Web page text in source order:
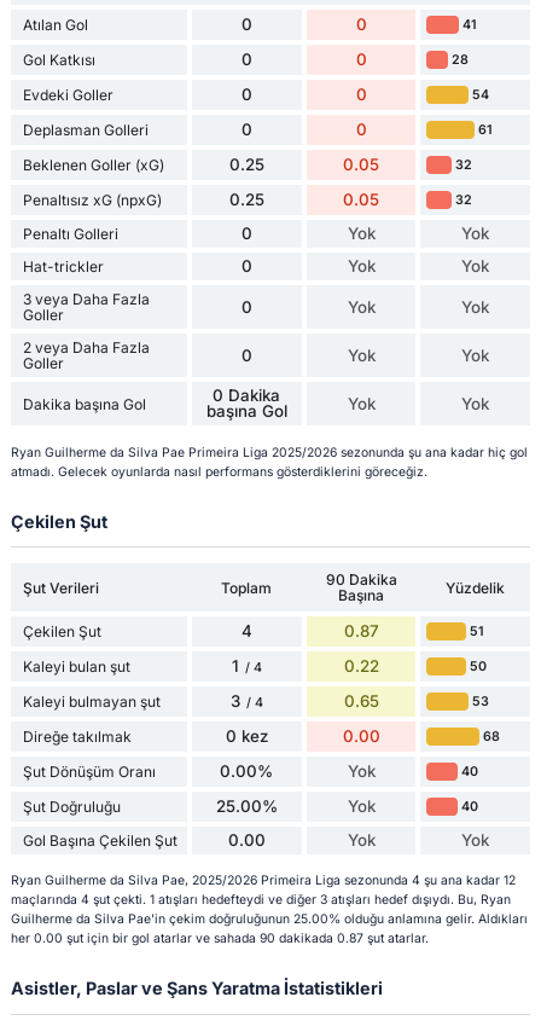
Atılan Gol 0 0 41
Gol Katkısı 0 0 28
Evdeki Goller 0 0 54
Deplasman Golleri 0 0 61
Beklenen Goller (xG) 0.25 0.05 32
Penaltısız xG (npxG) 0.25 0.05 32
Penaltı Golleri 0 Yok Yok
Hat-trickler 0 Yok Yok
3 veya Daha Fazla
Goller
0 Yok Yok
2 veya Daha Fazla
Goller
0 Yok Yok
Dakika başına Gol
0 Dakika
başına Gol
Yok Yok
Ryan Guilherme da Silva Pae Primeira Liga 2025/2026 sezonunda şu ana kadar hiç gol
atmadı. Gelecek oyunlarda nasıl performans gösterdiklerini göreceğiz.
Çekilen Şut
Şut Verileri Toplam
90 Dakika
Başına
Yüzdelik
Çekilen Şut 4 0.87 51
Kaleyi bulan şut 1 / 4 0.22 50
Kaleyi bulmayan şut 3 / 4 0.65 53
Direğe takılmak 0 kez 0.00 68
Şut Dönüşüm Oranı 0.00% Yok 40
Şut Doğruluğu 25.00% Yok 40
Gol Başına Çekilen Şut 0.00 Yok Yok
Ryan Guilherme da Silva Pae, 2025/2026 Primeira Liga sezonunda 4 şu ana kadar 12
maçlarında 4 şut çekti. 1 atışları hedefteydi ve diğer 3 atışları hedef dışıydı. Bu, Ryan
Guilherme da Silva Pae'in çekim doğruluğunun 25.00% olduğu anlamına gelir. Aldıkları
her 0.00 şut için bir gol atarlar ve sahada 90 dakikada 0.87 şut atarlar.
Asistler, Paslar ve Şans Yaratma İstatistikleri